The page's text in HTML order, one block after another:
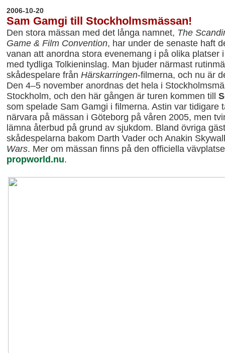
2006-10-20
Sam Gamgi till Stockholmsmässan!
Den stora mässan med det långa namnet, The
Game & Film Convention, har under de senaste haft
vanan att anordna stora evenemang i på olika platser
med tydliga Tolkieninslag. Man bjuder närmast
skådespelare från Härskarringen-filmerna, och nu är
Den 4–5 november anordnas det hela i
Stockholm, och den här gången är turen kommen till
som spelade Sam Gamgi i filmerna. Astin var tidigare
närvara på mässan i Göteborg på våren 2005, men
lämna återbud på grund av sjukdom. Bland övriga
skådespelarna bakom Darth Vader och Anakin
Wars. Mer om mässan finns på den officiella
propworld.nu.